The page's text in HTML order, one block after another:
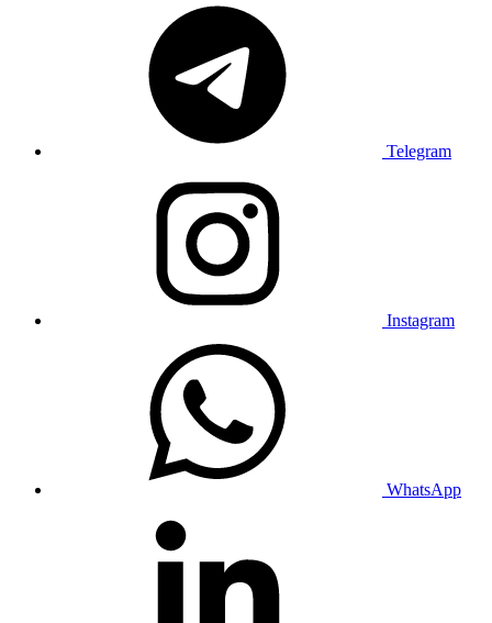
Telegram
Instagram
WhatsApp